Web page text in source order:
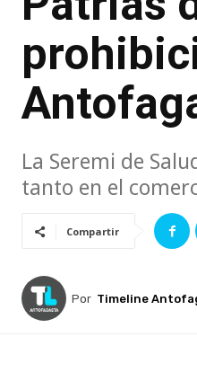
La Seremi de
tanto en el
Compartir
Por Timeline